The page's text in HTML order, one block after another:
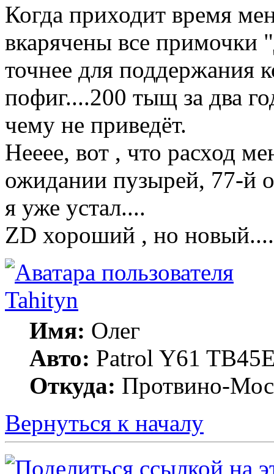
Когда приходит время
вкарячены все примочки
точнее для поддержания
пофиг....200 тыщ за два
чему не приведёт.
Нееее, вот , что расход
ожидании пузырей, 77-й
я уже устал....
ZD хороший , но новый....
Tahityn
Имя: Олег
Авто: Patrol Y61
Откуда: Протвино-
Вернуться к началу